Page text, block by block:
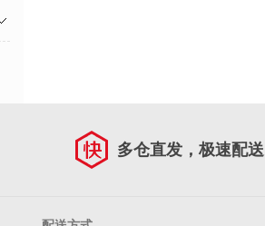
多仓直发，极速配送